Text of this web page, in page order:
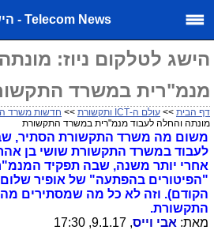
Telecom News - הישג לטלקום ...
הישג לטלקום ניוז:
מנמ"רית במשרד
דף הבית >> עולם ה-ICT ותקשורת >> חדשות משרד
מונתה והחלה לעבוד מנמ"רית במשרד התקשורת
משום מה משרד התקשורת הסתיר,
לעבוד במשרד התקשורת שושי בן
אחרי יותר משנה, שבה תפקיד
"הפיטורים בהפתעה" של אופיר
הקודם). וזה לא כל מה שמסתירים
התקשורת.
מאת: אבי וייס, 9.1.17, 17:30